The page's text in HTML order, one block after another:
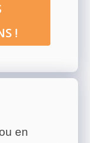
!
en